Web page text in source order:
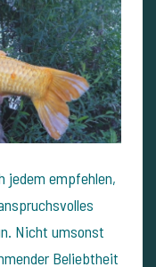
jedem empfehlen,
Nicht umsonst
Beliebtheit